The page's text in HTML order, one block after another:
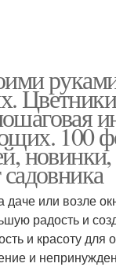
100
даче или возле
радость и
и красоту
и